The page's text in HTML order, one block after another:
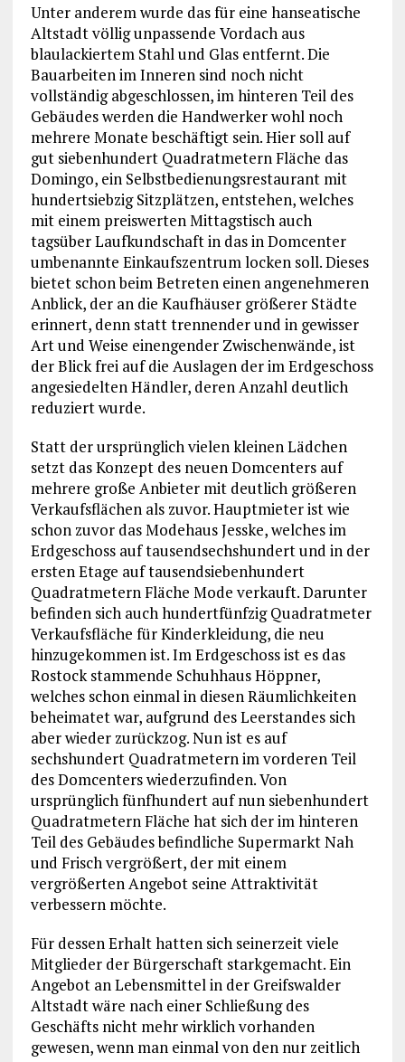
Unter anderem wurde das für eine hanseatische
Altstadt völlig unpassende Vordach aus
blaulackiertem Stahl und Glas entfernt. Die
Bauarbeiten im Inneren sind noch nicht
vollständig abgeschlossen, im hinteren Teil des
Gebäudes werden die Handwerker wohl noch
mehrere Monate beschäftigt sein. Hier soll auf
gut siebenhundert Quadratmetern Fläche das
Domingo, ein Selbstbedienungsrestaurant mit
hundertsiebzig Sitzplätzen, entstehen, welches
mit einem preiswerten Mittagstisch auch
tagsüber Laufkundschaft in das in Domcenter
umbenannte Einkaufszentrum locken soll. Dieses
bietet schon beim Betreten einen angenehmeren
Anblick, der an die Kaufhäuser größerer Städte
erinnert, denn statt trennender und in gewisser
Art und Weise einengender Zwischenwände, ist
der Blick frei auf die Auslagen der im Erdgeschoss
angesiedelten Händler, deren Anzahl deutlich
reduziert wurde.
Statt der ursprünglich vielen kleinen Lädchen
setzt das Konzept des neuen Domcenters auf
mehrere große Anbieter mit deutlich größeren
Verkaufsflächen als zuvor. Hauptmieter ist wie
schon zuvor das Modehaus Jesske, welches im
Erdgeschoss auf tausendsechshundert und in der
ersten Etage auf tausendsiebenhundert
Quadratmetern Fläche Mode verkauft. Darunter
befinden sich auch hundertfünfzig Quadratmeter
Verkaufsfläche für Kinderkleidung, die neu
hinzugekommen ist. Im Erdgeschoss ist es das
Rostock stammende Schuhhaus Höppner,
welches schon einmal in diesen Räumlichkeiten
beheimatet war, aufgrund des Leerstandes sich
aber wieder zurückzog. Nun ist es auf
sechshundert Quadratmetern im vorderen Teil
des Domcenters wiederzufinden. Von
ursprünglich fünfhundert auf nun siebenhundert
Quadratmetern Fläche hat sich der im hinteren
Teil des Gebäudes befindliche Supermarkt Nah
und Frisch vergrößert, der mit einem
vergrößerten Angebot seine Attraktivität
verbessern möchte.
Für dessen Erhalt hatten sich seinerzeit viele
Mitglieder der Bürgerschaft starkgemacht. Ein
Angebot an Lebensmittel in der Greifswalder
Altstadt wäre nach einer Schließung des
Geschäfts nicht mehr wirklich vorhanden
gewesen, wenn man einmal von den nur zeitlich